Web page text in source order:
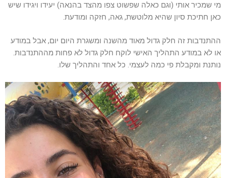
מי שמכיר אותי (וגם כאלה שפשוט צפו מהצד בהנאה) יעידו ויגידו שיש
כאן חתיכת סיון שהיא מלוטשת, גאה, חזקה ומודעת.
ההתנדבות זה חלק גדול מאוד מהשנה ומשגרת היום יום, אבל במודע
או לא במודע התהליך האישי לוקח חלק גדול לא פחות מההתנדבות.
נותנת ומקבלת פי כמה לעצמי. כל אחד והתהליך שלו.